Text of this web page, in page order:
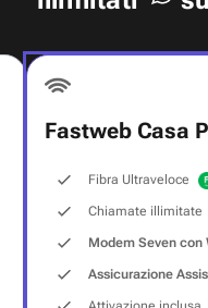
Fastweb Casa
Fibra Ultraveloce
Chiamate illimitate
Modem Seven con
Assicurazione